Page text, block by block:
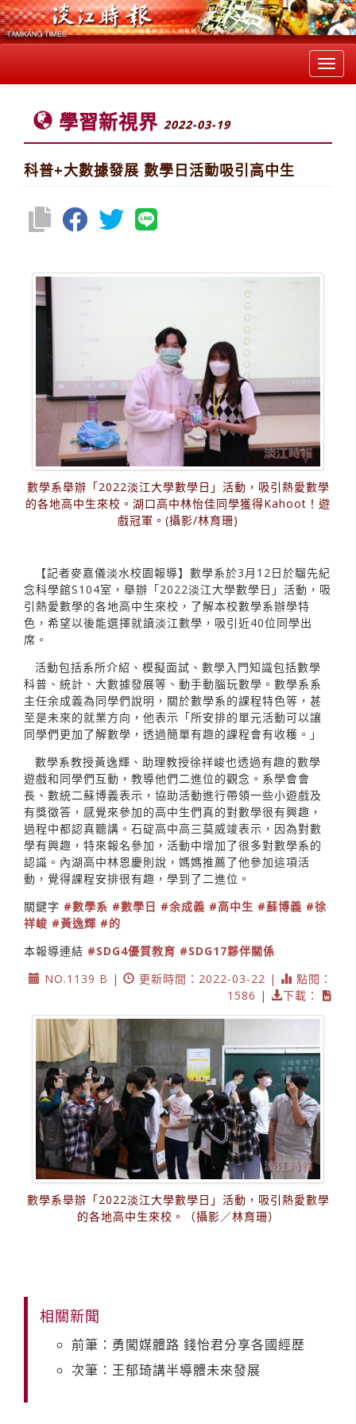
學習新視界 2022-03-19
科普+大數據發展 數學日活動吸引高中生
數學系舉辦「2022淡江大學數學日」活動，吸引熱愛數學
的各地高中生來校。湖口高中林怡佳同學獲得Kahoot！遊
戲冠軍。(攝影/林育珊)
【記者麥嘉儀淡水校園報導】數學系於3月12日於騮先紀
念科學館S104室，舉辦「2022淡江大學數學日」活動，吸
引熱愛數學的各地高中生來校，了解本校數學系辦學特
色，希望以後能選擇就讀淡江數學，吸引近40位同學出
席。
活動包括系所介紹、模擬面試、數學入門知識包括數學
科普、統計、大數據發展等、動手動腦玩數學。數學系系
主任余成義為同學們說明，關於數學系的課程特色等，甚
至是未來的就業方向，他表示「所安排的單元活動可以讓
同學們更加了解數學，透過簡單有趣的課程會有收穫。」
數學系教授黃逸輝、助理教授徐祥峻也透過有趣的數學
遊戲和同學們互動，教導他們二進位的觀念。系學會會
長、數統二蘇博義表示，協助活動進行帶領一些小遊戲及
有獎徵答，感覺來參加的高中生們真的對數學很有興趣，
過程中都認真聽講。石碇高中高三莫威竣表示，因為對數
學有興趣，特來報名參加，活動中增加了很多對數學系的
認識。內湖高中林恩慶則說，媽媽推薦了他參加這項活
動，覺得課程安排很有趣，學到了二進位。
關鍵字 #數學系 #數學日 #余成義 #高中生 #蘇博義 #徐
祥峻 #黃逸輝 #的
本報導連結 #SDG4優質教育 #SDG17夥伴關係
NO.1139 B |
更新時間：2022-03-22 |
點閱：
1586 |
下載：
數學系舉辦「2022淡江大學數學日」活動，吸引熱愛數學
的各地高中生來校。（攝影／林育珊）
相關新聞
前筆：勇闖媒體路 錢怡君分享各國經歷
次筆：王郁琦講半導體未來發展